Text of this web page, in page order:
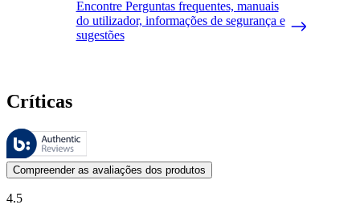
Encontre Perguntas frequentes, manuais
do utilizador, informações de segurança e
sugestões
Críticas
Estas avaliações são geridas pela Bazaarvoice e estão em
As opiniões dos clientes na forma de classificação do produto com
Compreender as avaliações dos produtos
4.5